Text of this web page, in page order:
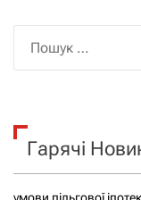
к
Гарячі